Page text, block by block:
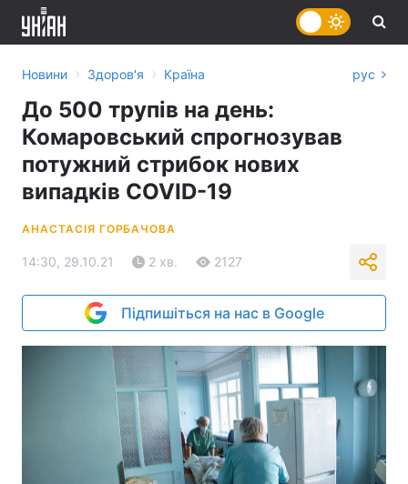
Новини › Здоров'я › Країна рус
До 500 трупів на день:
Комаровський спрогнозував
потужний стрибок нових
випадків COVID-19
АНАСТАСІЯ ГОРБАЧОВА
14:30, 29.10.21 2 хв. 2127
Підпишіться на нас в Google